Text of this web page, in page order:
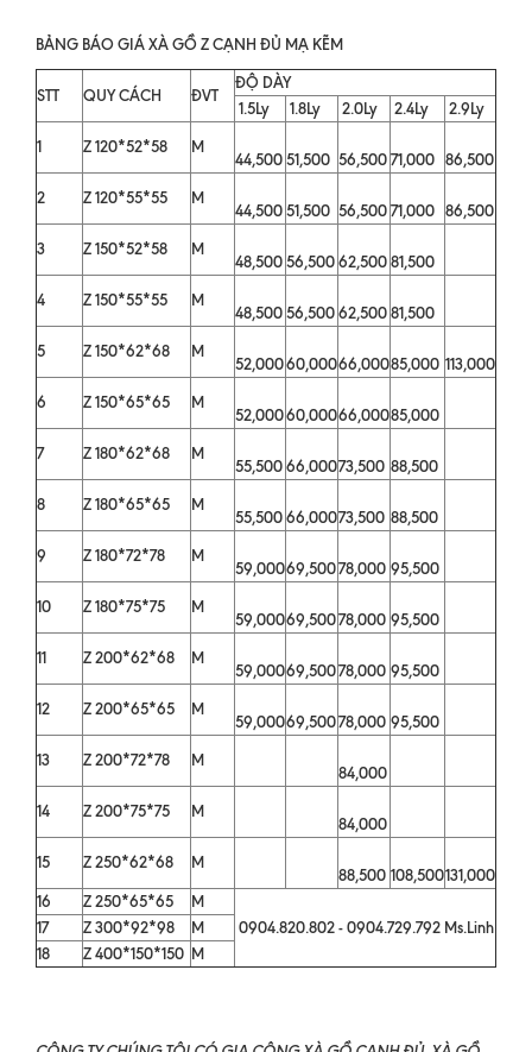
BẢNG BÁO GIÁ XÀ GỒ Z CẠNH ĐỦ MẠ KẼM
STT QUY CÁCH ĐVT
ĐỘ DÀY
1.5Ly
1.8Ly 2.0Ly 2.4Ly
2.9Ly
1
Z 120*52*58 M
44,50051,500 56,50071,000 86,500
2
Z 120*55*55 M
44,50051,500 56,50071,000 86,500
3
Z 150*52*58 M
48,50056,50062,50081,500
4
Z 150*55*55 M
48,50056,50062,50081,500
5
Z 150*62*68 M
52,00060,00066,00085,000 113,000
6
Z 150*65*65 M
52,00060,00066,00085,000
7
Z 180*62*68 M
55,50066,00073,500 88,500
8
Z 180*65*65 M
55,50066,00073,500 88,500
9
Z 180*72*78 M
59,00069,50078,000 95,500
10
Z 180*75*75 M
59,00069,50078,000 95,500
11
Z 200*62*68 M
59,00069,50078,000 95,500
12
Z 200*65*65 M
59,00069,50078,000 95,500
13
Z 200*72*78 M
84,000
14
Z 200*75*75 M
84,000
15
Z 250*62*68 M
88,500 108,500131,000
16
Z 250*65*65
M
0904.820.802 - 0904.729.792 Ms.Linh
17 Z 300*92*98
M
18
Z 400*150*150 M